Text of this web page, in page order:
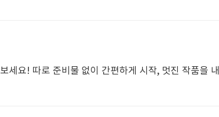
세요! 따로 준비물 없이 간편하게 시작, 멋진 작품을